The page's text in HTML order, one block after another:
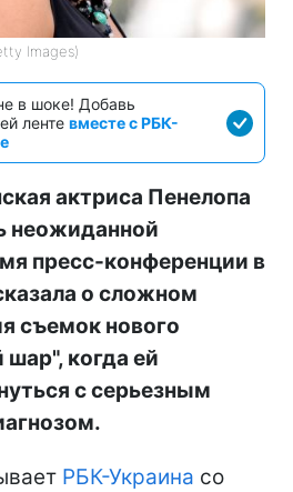
Images)
в шоке! Добавь
ленте вместе с РБК-
актриса Пенелопа
неожиданной
пресс-конференции в
о сложном
съемок нового
когда ей
с серьезным
РБК-Украина со